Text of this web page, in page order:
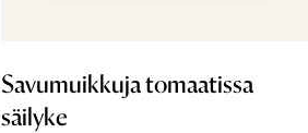
Savumuikkuja tomaatissa
säilyke